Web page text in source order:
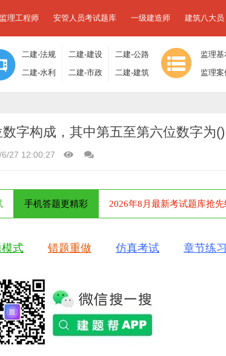
监理工程师 安管人员考试题库 一级建造师 建筑八大员
二建-法规
及相关知
识
二建-建设
工程施工
管理
二建-公路
工程
二建-水利
水电
二建-市政
工程
二建-建筑
工程
监理基
理论与
关法规
监理案
分析
字构成，其中第五至第六位数字为()
6/27 12:00:27
手机答题更精彩 2026年8月最新考试题库抢先
式 错题重做 仿真考试 章节练习